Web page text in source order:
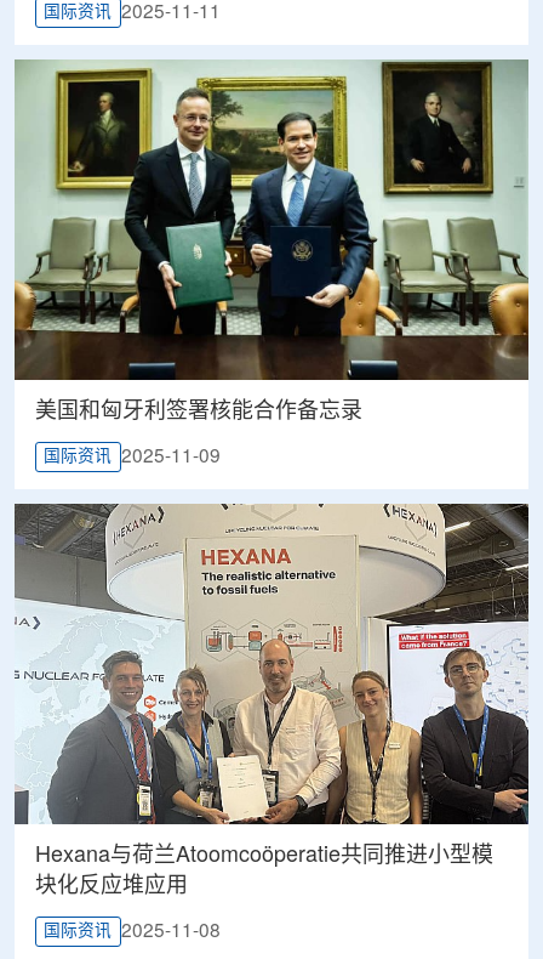
国际资讯 2025-11-11
美国和匈牙利签署核能合作备忘录
国际资讯 2025-11-09
Hexana与荷兰Atoomcoöperatie共同推进小型模
块化反应堆应用
国际资讯 2025-11-08